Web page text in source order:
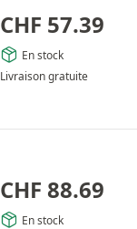
CHF 57.39
En stock
Livraison gratuite
CHF 88.69
En stock